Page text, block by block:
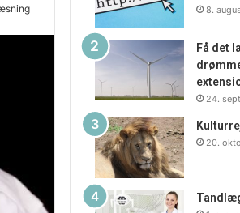
8.
Få det
24.
20.